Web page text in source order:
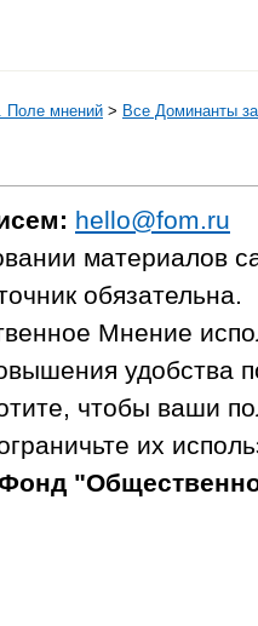
Поле мнений > Все Доминанты
hello@fom.ru
материалов
обязательна.
Мнение
удобства
чтобы ваши
их